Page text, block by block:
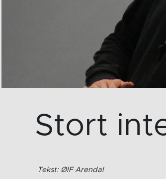
Stort
Tekst: ØIF Arendal